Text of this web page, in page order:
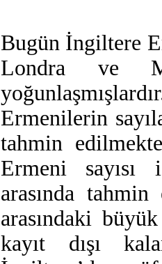
Bugün İngiltere
Londra ve
Ermenilerin
tahmin
Ermeni
arasında
arasındaki
kayıt dışı